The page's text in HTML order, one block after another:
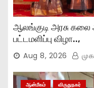
ஆலங்குடி அரசு கலை
பட்டமளிப்பு விழா..,
Aug 8, 2026
ஆன்மீகம் விருதுநகர்